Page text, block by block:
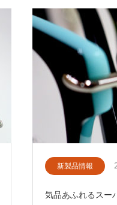
新製品情報
気品あふれるスー